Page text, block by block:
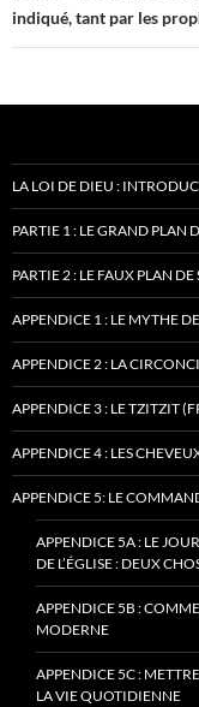
indiqué, tant par les
LA LOI DE DIEU :
PARTIE 1 : LE GRAND PLAN
PARTIE 2 : LE FAUX PLAN DE
APPENDICE 1 : LE MYTHE
APPENDICE 2 : LA
APPENDICE 3 : LE TZITZIT
APPENDICE 4 : LES
APPENDICE 5: LE
APPENDICE 5A : LE
DE L’ÉGLISE : DEUX
APPENDICE 5B :
MODERNE
APPENDICE 5C :
LA VIE QUOTIDIENNE